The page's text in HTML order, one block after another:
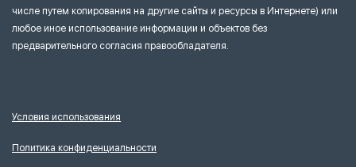
числе путем копирования на другие сайты и ресурсы в Интернете) или
любое иное использование информации и объектов без
предварительного согласия правообладателя.
Условия использования
Политика конфиденциальности